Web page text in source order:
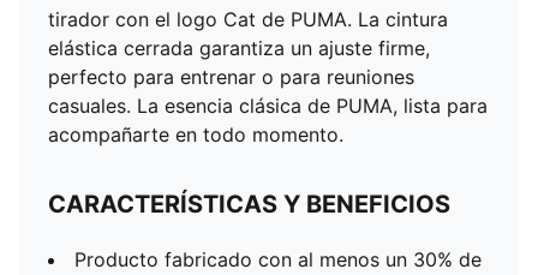
tirador con el logo Cat de PUMA. La cintura
elástica cerrada garantiza un ajuste firme,
perfecto para entrenar o para reuniones
casuales. La esencia clásica de PUMA, lista para
acompañarte en todo momento.
CARACTERÍSTICAS Y BENEFICIOS
Producto fabricado con al menos un 30% de